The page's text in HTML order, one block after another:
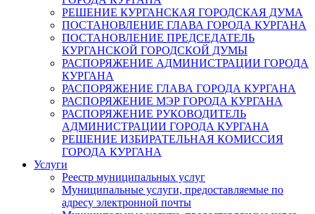
РЕШЕНИЕ КУРГАНСКАЯ ГОРОДСКАЯ ДУМА
ПОСТАНОВЛЕНИЕ ГЛАВА ГОРОДА КУРГАНА
ПОСТАНОВЛЕНИЕ ПРЕДСЕДАТЕЛЬ
КУРГАНСКОЙ ГОРОДСКОЙ ДУМЫ
РАСПОРЯЖЕНИЕ АДМИНИСТРАЦИИ ГОРОДА
КУРГАНА
РАСПОРЯЖЕНИЕ ГЛАВА ГОРОДА КУРГАНА
РАСПОРЯЖЕНИЕ МЭР ГОРОДА КУРГАНА
РАСПОРЯЖЕНИЕ РУКОВОДИТЕЛЬ
АДМИНИСТРАЦИИ ГОРОДА КУРГАНА
РЕШЕНИЕ ИЗБИРАТЕЛЬНАЯ КОМИССИЯ
ГОРОДА КУРГАНА
Услуги
Реестр муниципальных услуг
Муниципальные услуги, предоставляемые по
адресу электронной почты